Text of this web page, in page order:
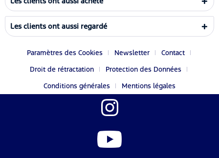
Les clients ont aussi regardé
Paramètres des Cookies Newsletter
Contact
Droit de rétractation
Protection des Données
Conditions générales
Mentions légales